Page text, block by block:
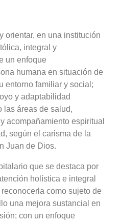
orientar, en una institución
integral y
un enfoque
humana en situación de
entorno familiar y social;
y adaptabilidad
las áreas de salud,
acompañamiento espiritual
según el carisma de la
Juan de Dios.
que se destaca por
holística e integral
como sujeto de
una mejora sustancial en
con un enfoque